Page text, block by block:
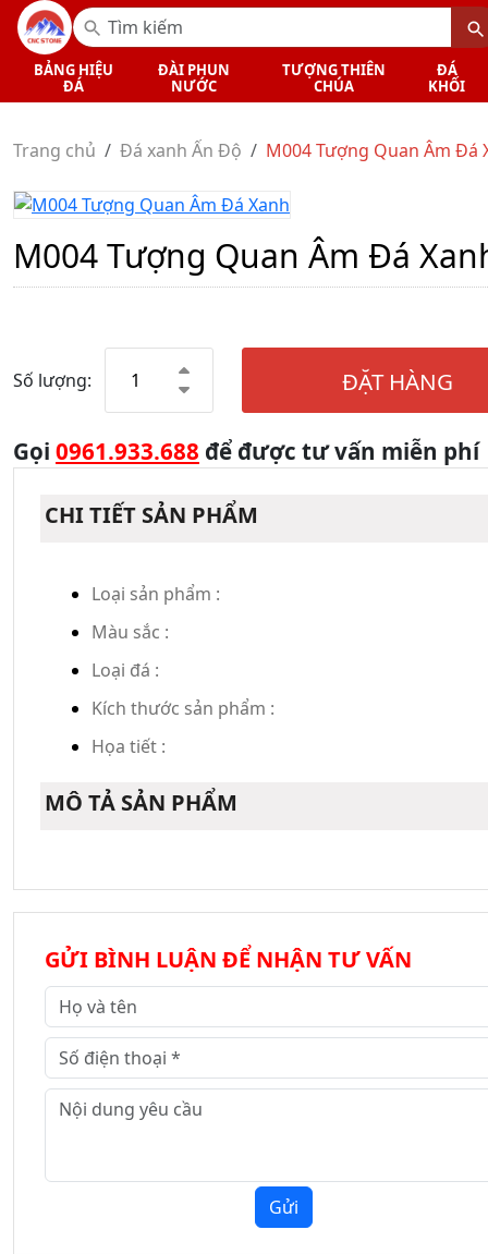
BẢNG HIỆU
ĐÁ
ĐÀI PHUN
NƯỚC
TƯỢNG THIÊN
CHÚA
ĐÁ
KHỐI
Trang chủ Đá xanh Ấn Độ M004 Tượng Quan Âm Đá
M004 Tượng Quan Âm Đá
Số lượng: ĐẶT HÀNG
Gọi 0961.933.688 để được tư vấn miễn phí
CHI TIẾT SẢN PHẨM
Loại sản phẩm :
Màu sắc :
Loại đá :
Kích thước sản phẩm :
Họa tiết :
MÔ TẢ SẢN PHẨM
GỬI BÌNH LUẬN ĐỂ NHẬN TƯ VẤN
Gửi